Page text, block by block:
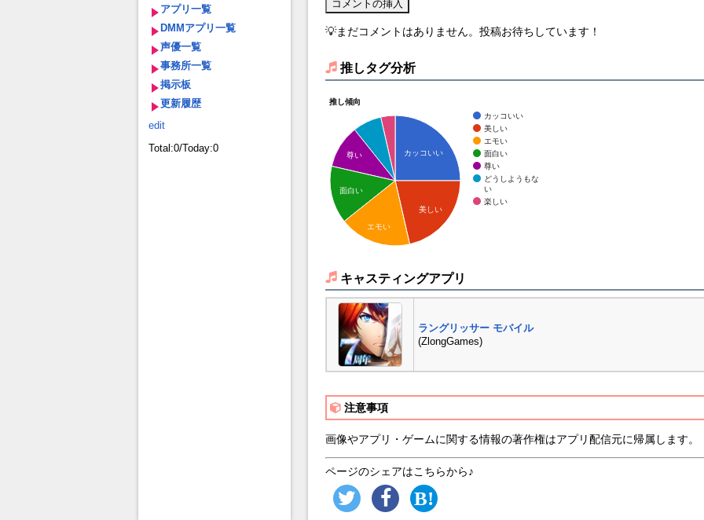
アプリ一覧
DMMアプリ一覧
声優一覧
事務所一覧
掲示板
更新履歴
edit
Total:0/Today:0
💡まだコメントはありません。投稿お待ちしています！
推しタグ分析
推し傾向
カッコいい
美しい
エモい
面白い
尊い
どうしようもな
い
楽しい
カッコいい
美しい
尊い
面白い
エモい
キャスティングアプリ
ラングリッサー モバイル
(ZlongGames)
注意事項
画像やアプリ・ゲームに関する情報の著作権はアプリ配信元に帰属します。
ページのシェアはこちらから♪